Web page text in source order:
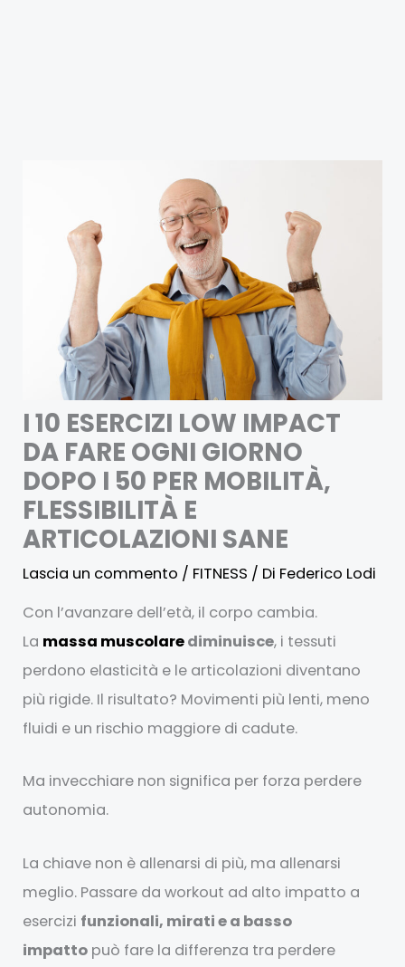
I 10 ESERCIZI LOW IMPACT
DA FARE OGNI GIORNO
DOPO I 50 PER MOBILITÀ,
FLESSIBILITÀ E
ARTICOLAZIONI SANE
Lascia un commento / FITNESS / Di Federico Lodi
Con l’avanzare dell’età, il corpo cambia.
La massa muscolarediminuisce, i tessuti
perdono elasticità e le articolazioni diventano
più rigide. Il risultato? Movimenti più lenti, meno
fluidi e un rischio maggiore di cadute.
Ma invecchiare non significa per forza perdere
autonomia.
La chiave non è allenarsi di più, ma allenarsi
meglio. Passare da workout ad alto impatto a
esercizi funzionali, mirati e a basso
impatto può fare la differenza tra perdere